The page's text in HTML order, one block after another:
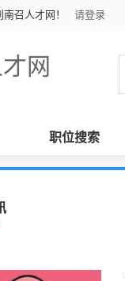
召人才网！ 请登录
网
职位搜索